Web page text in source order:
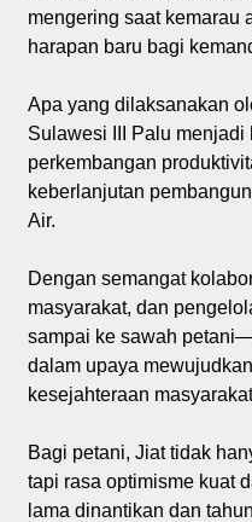
mengering saat kemarau
harapan baru bagi
Apa yang dilaksanakan
Sulawesi III Palu menjadi
perkembangan
keberlanjutan
Air.
Dengan semangat
masyarakat, dan
sampai ke sawah
dalam upaya
kesejahteraan
Bagi petani, Jiat tidak
tapi rasa optimisme kuat
lama dinantikan dan